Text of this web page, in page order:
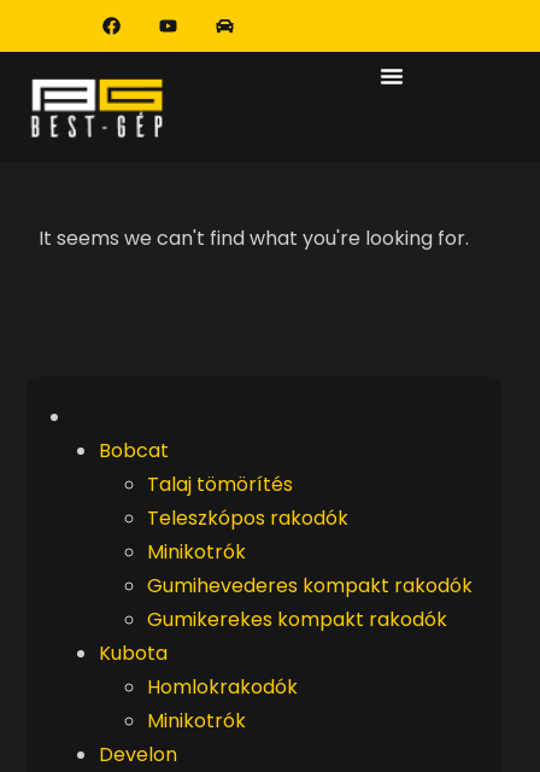
It seems we can't find what you're looking for.
Bobcat
Talaj tömörítés
Teleszkópos rakodók
Minikotrók
Gumihevederes kompakt rakodók
Gumikerekes kompakt rakodók
Kubota
Homlokrakodók
Minikotrók
Develon